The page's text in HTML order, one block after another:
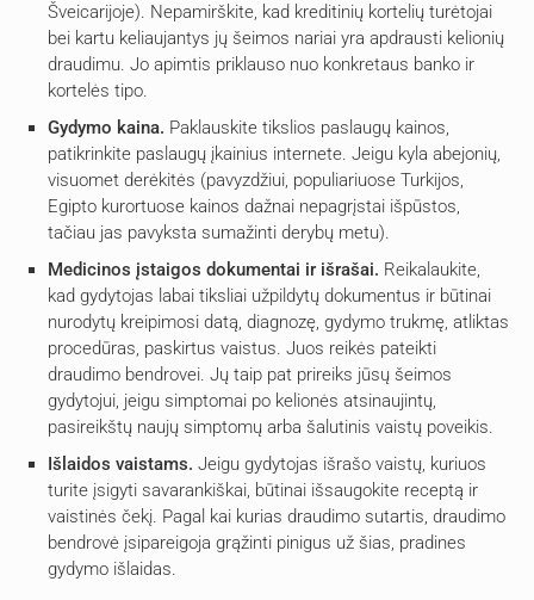
Šveicarijoje). Nepamirškite, kad kreditinių kortelių turėtojai
bei kartu keliaujantys jų šeimos nariai yra apdrausti kelionių
draudimu. Jo apimtis priklauso nuo konkretaus banko ir
kortelės tipo.
Gydymo kaina. Paklauskite tikslios paslaugų kainos,
patikrinkite paslaugų įkainius internete. Jeigu kyla abejonių,
visuomet derėkitės (pavyzdžiui, populiariuose Turkijos,
Egipto kurortuose kainos dažnai nepagrįstai išpūstos,
tačiau jas pavyksta sumažinti derybų metu).
Medicinos įstaigos dokumentai ir išrašai. Reikalaukite,
kad gydytojas labai tiksliai užpildytų dokumentus ir būtinai
nurodytų kreipimosi datą, diagnozę, gydymo trukmę, atliktas
procedūras, paskirtus vaistus. Juos reikės pateikti
draudimo bendrovei. Jų taip pat prireiks jūsų šeimos
gydytojui, jeigu simptomai po kelionės atsinaujintų,
pasireikštų naujų simptomų arba šalutinis vaistų poveikis.
Išlaidos vaistams. Jeigu gydytojas išrašo vaistų, kuriuos
turite įsigyti savarankiškai, būtinai išsaugokite receptą ir
vaistinės čekį. Pagal kai kurias draudimo sutartis, draudimo
bendrovė įsipareigoja grąžinti pinigus už šias, pradines
gydymo išlaidas.